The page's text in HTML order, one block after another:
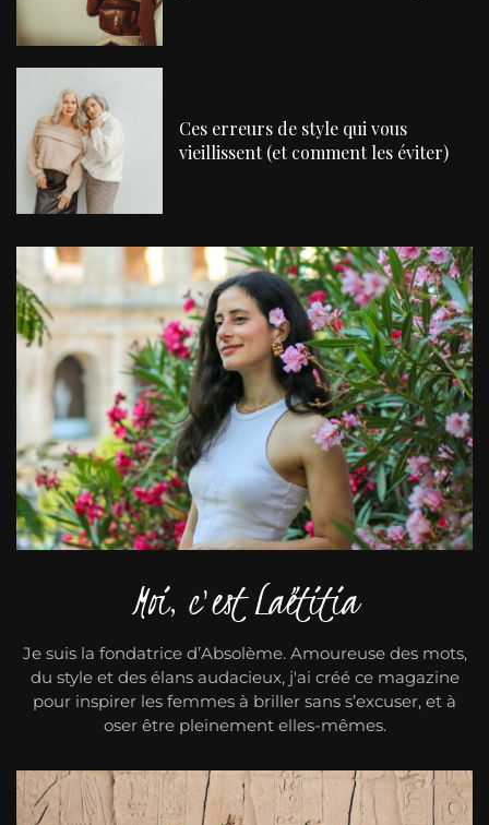
Ces erreurs de style qui vous
vieillissent (et comment les éviter)
Moi, c'est Laëtitia
Je suis la fondatrice d’Absolème. Amoureuse des mots,
du style et des élans audacieux, j'ai créé ce magazine
pour inspirer les femmes à briller sans s’excuser, et à
oser être pleinement elles-mêmes.